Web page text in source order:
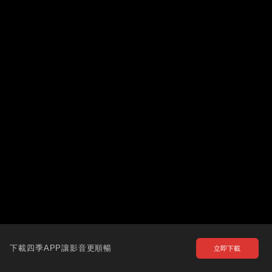
下載四季APP讓影音更順暢 立即下載